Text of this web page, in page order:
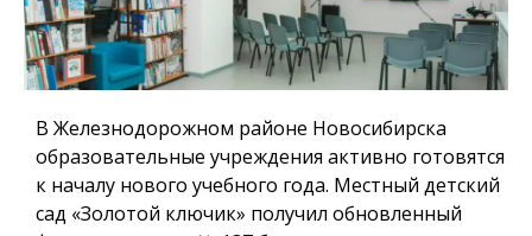
В Железнодорожном районе Новосибирска
образовательные учреждения активно готовятся
к началу нового учебного года. Местный детский
сад «Золотой ключик» получил обновленный